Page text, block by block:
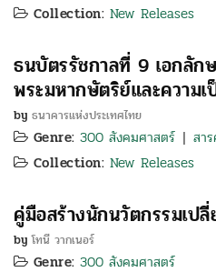
Collection: New Releases
ธนบัตรรัชกาลที่ 9 เอกลั
พระมหากษัตริย์และความเ
by ธนาคารแห่งประเทศไทย
Genre: 300 สังคมศาสตร์ | สา
Collection: New Releases
คู่มือสร้างนักนวัตกรรมเปลี่
byโทนี วากเนอร์
Genre: 300 สังคมศาสตร์